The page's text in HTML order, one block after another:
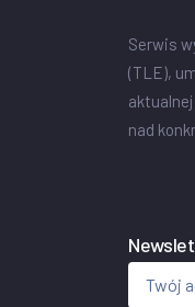
Serwis
(TLE),
nad